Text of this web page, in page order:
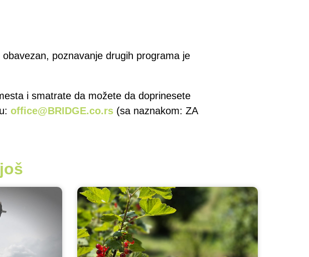
poznavanje drugih programa je
i smatrate da možete da doprinesete
office@BRIDGE.co.rs (sa naznakom: ZA